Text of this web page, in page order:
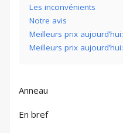
Les inconvénients
Notre avis
Meilleurs prix
Meilleurs prix
Anneau
En bref